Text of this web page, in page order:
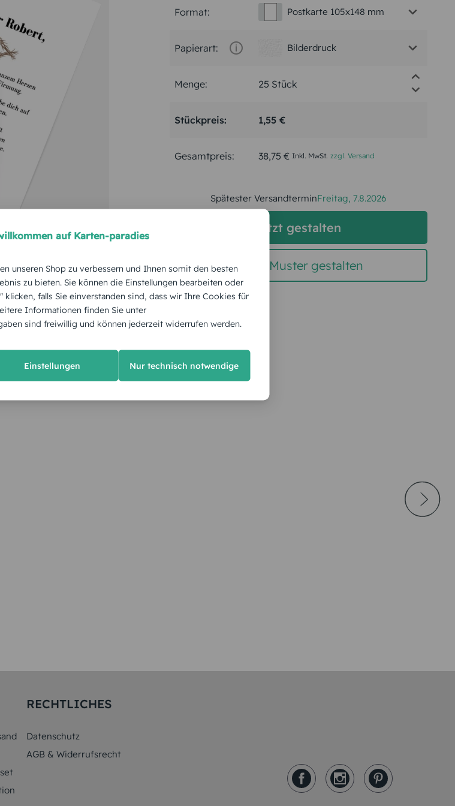
Format: Postkarte 105x148 mm
Papierart: Bilderdruck
Menge:
Stückpreis: 1,55 €
Gesamtpreis: 38,75 € Inkl. MwSt. zzgl. Versand
Spätester VersandterminFreitag, 7.8.2026
jetzt gestalten
gratis Muster gestalten
RECHTLICHES
Datenschutz
AGB & Widerrufsrecht
auf Karten-paradies
unseren Shop zu verbessern und Ihnen somit den besten
zu bieten. Sie können die Einstellungen bearbeiten oder
klicken, falls Sie einverstanden sind, dass wir Ihre Cookies für
Informationen finden Sie unter
sind freiwillig und können jederzeit widerrufen werden.
Einstellungen Nur technisch notwendige